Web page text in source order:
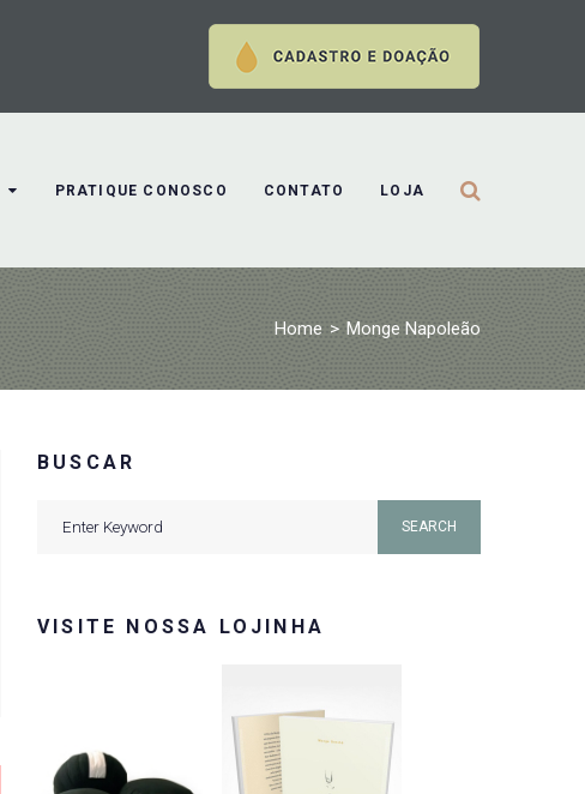
PRATIQUE CONOSCO CONTATO LOJA
Home > Monge Napoleão
BUSCAR
SEARCH
VISITE NOSSA LOJINHA